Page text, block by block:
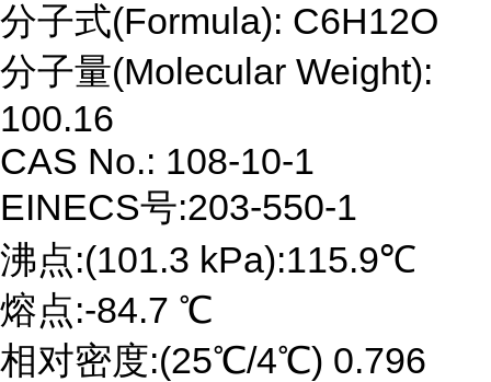
分子式(Formula): C6H12O
分子量(Molecular Weight):
100.16
CAS No.: 108-10-1
EINECS号:203-550-1
沸点:(101.3 kPa):115.9℃
熔点:-84.7 ℃
相对密度:(25℃/4℃) 0.796